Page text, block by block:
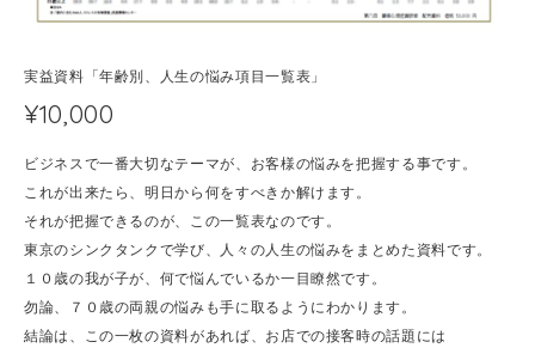
実益資料「年齢別、人生の悩み項目一覧表」
¥10,000
ビジネスで一番大切なテーマが、お客様の悩みを把握する事です。
これが出来たら、明日から何をすべきか解けます。
それが把握できるのが、この一覧表なのです。
東京のシンクタンクで学び、人々の人生の悩みをまとめた資料です。
１０歳の我が子が、何で悩んでいるか一目瞭然です。
勿論、７０歳の両親の悩みも手に取るようにわかります。
結論は、この一枚の資料があれば、お店での接客時の話題には